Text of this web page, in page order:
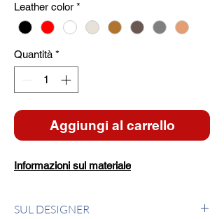
Leather color *
Quantità *
Aggiungi al carrello
Informazioni sul materiale
SUL DESIGNER